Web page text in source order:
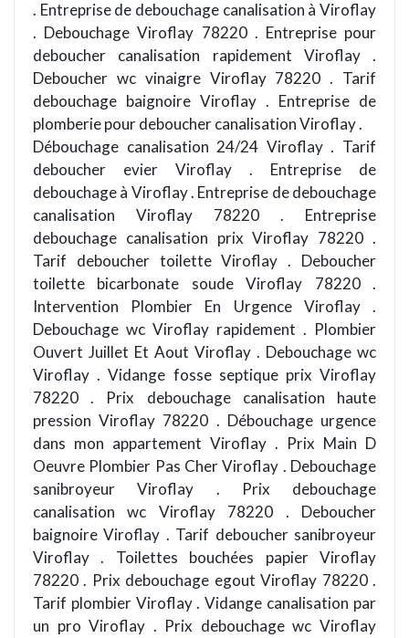
. Entreprise de debouchage canalisation à Viroflay
. Debouchage Viroflay 78220 . Entreprise pour
deboucher canalisation rapidement Viroflay .
Deboucher wc vinaigre Viroflay 78220 . Tarif
debouchage baignoire Viroflay . Entreprise de
plomberie pour deboucher canalisation Viroflay .
Débouchage canalisation 24/24 Viroflay . Tarif
deboucher evier Viroflay . Entreprise de
debouchage à Viroflay . Entreprise de debouchage
canalisation Viroflay 78220 . Entreprise
debouchage canalisation prix Viroflay 78220 .
Tarif deboucher toilette Viroflay . Deboucher
toilette bicarbonate soude Viroflay 78220 .
Intervention Plombier En Urgence Viroflay .
Debouchage wc Viroflay rapidement . Plombier
Ouvert Juillet Et Aout Viroflay . Debouchage wc
Viroflay . Vidange fosse septique prix Viroflay
78220 . Prix debouchage canalisation haute
pression Viroflay 78220 . Débouchage urgence
dans mon appartement Viroflay . Prix Main D
Oeuvre Plombier Pas Cher Viroflay . Debouchage
sanibroyeur Viroflay . Prix debouchage
canalisation wc Viroflay 78220 . Deboucher
baignoire Viroflay . Tarif deboucher sanibroyeur
Viroflay . Toilettes bouchées papier Viroflay
78220 . Prix debouchage egout Viroflay 78220 .
Tarif plombier Viroflay . Vidange canalisation par
un pro Viroflay . Prix debouchage wc Viroflay